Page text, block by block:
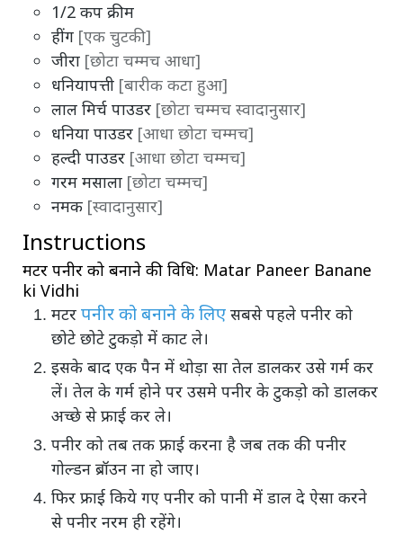
1/2 कप क्रीम
हींग [एक चुटकी]
जीरा [छोटा चम्मच आधा]
धनियापत्ती [बारीक कटा हुआ]
लाल मिर्च पाउडर [छोटा चम्मच स्वादानुसार]
धनिया पाउडर [आधा छोटा चम्मच]
हल्दी पाउडर [आधा छोटा चम्मच]
गरम मसाला [छोटा चम्मच]
नमक [स्वादानुसार]
Instructions
मटर पनीर को बनाने की विधि: Matar Paneer Banane
ki Vidhi
मटर पनीर को बनाने के लिए सबसे पहले पनीर को
छोटे छोटे टुकड़ो में काट ले।
इसके बाद एक पैन में थोड़ा सा तेल डालकर उसे गर्म कर
लें। तेल के गर्म होने पर उसमे पनीर के टुकड़ो को डालकर
अच्छे से फ्राई कर ले।
पनीर को तब तक फ्राई करना है जब तक की पनीर
गोल्डन ब्रॉउन ना हो जाए।
फिर फ्राई किये गए पनीर को पानी में डाल दे ऐसा करने
से पनीर नरम ही रहेंगे।